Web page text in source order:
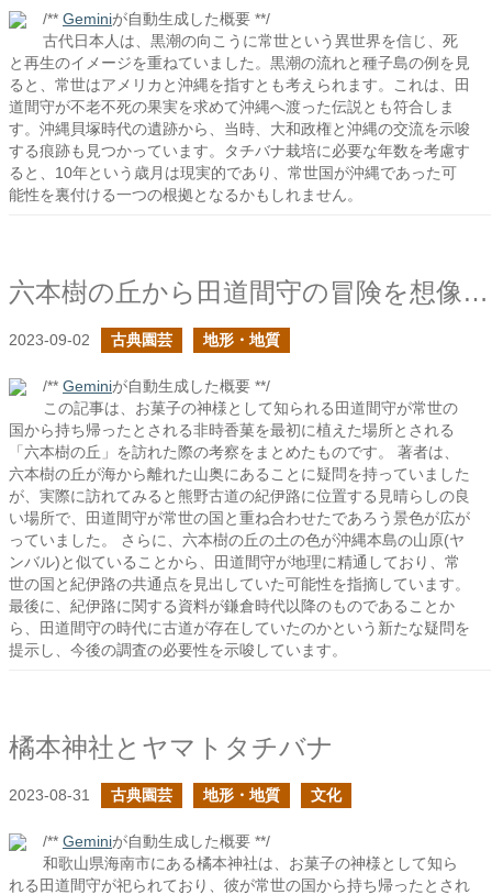
/** Geminiが自動生成した概要 **/
古代日本人は、黒潮の向こうに常世という異世界を信じ、死
と再生のイメージを重ねていました。黒潮の流れと種子島の例を見
ると、常世はアメリカと沖縄を指すとも考えられます。これは、田
道間守が不老不死の果実を求めて沖縄へ渡った伝説とも符合しま
す。沖縄貝塚時代の遺跡から、当時、大和政権と沖縄の交流を示唆
する痕跡も見つかっています。タチバナ栽培に必要な年数を考慮す
ると、10年という歳月は現実的であり、常世国が沖縄であった可
能性を裏付ける一つの根拠となるかもしれません。
六本樹の丘から田道間守の冒険を想像する
2023-09-02 古典園芸 地形・地質
/** Geminiが自動生成した概要 **/
この記事は、お菓子の神様として知られる田道間守が常世の
国から持ち帰ったとされる非時香菓を最初に植えた場所とされる
「六本樹の丘」を訪れた際の考察をまとめたものです。 著者は、
六本樹の丘が海から離れた山奥にあることに疑問を持っていました
が、実際に訪れてみると熊野古道の紀伊路に位置する見晴らしの良
い場所で、田道間守が常世の国と重ね合わせたであろう景色が広が
っていました。 さらに、六本樹の丘の土の色が沖縄本島の山原(ヤ
ンバル)と似ていることから、田道間守が地理に精通しており、常
世の国と紀伊路の共通点を見出していた可能性を指摘しています。
最後に、紀伊路に関する資料が鎌倉時代以降のものであることか
ら、田道間守の時代に古道が存在していたのかという新たな疑問を
提示し、今後の調査の必要性を示唆しています。
橘本神社とヤマトタチバナ
2023-08-31 古典園芸 地形・地質 文化
/** Geminiが自動生成した概要 **/
和歌山県海南市にある橘本神社は、お菓子の神様として知ら
れる田道間守が祀られており、彼が常世の国から持ち帰ったとされ